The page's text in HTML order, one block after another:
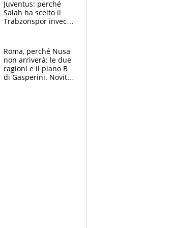
Juventus: perché
Salah ha scelto il
Trabzonspor invece
Roma, perché Nusa
non arriverà: le due
ragioni e il piano B
di Gasperini. Novità